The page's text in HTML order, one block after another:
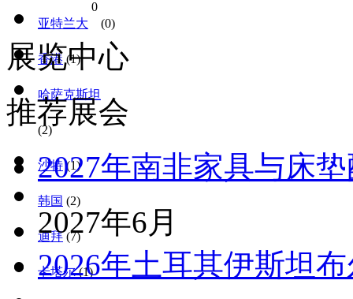
亚特兰大 0 (0)
香港 (1)
哈萨克斯坦
(2)
沙特 (1)
韩国 (2)
迪拜 (7)
卡塔尔 (1)
展览中心
推荐展会
2027年南非家具与床
2027年6月
2026年土耳其伊斯坦